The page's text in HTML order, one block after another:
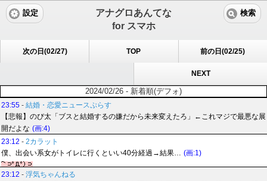
アナグロあんてな
for スマホ
設定 検索
次の日(02/27) TOP 前の日(02/25)
NEXT
2024/02/26 - 新着順(デフォ)
23:55 - 結婚・恋愛ニュースぷらす
【悲報】のび太「ブスと結婚するの嫌だから未来変えたろ」←これマジで最悪な展
開だよな (画:4)
23:12 - 2カラット
僕、出会い系女がトイレに行くといい40分経過→結果… (画:1)
23:12 - 浮気ちゃんねる